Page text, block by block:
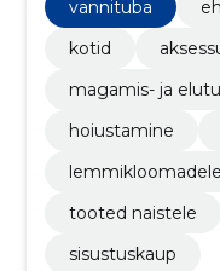
vannituba
kotid
magamis- ja
hoiustamine
lemmikloomadele
tooted naistele
sisustuskaup